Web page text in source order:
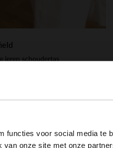
functies voor social media te
onze site met onze
leren schoudertas
×
you like to